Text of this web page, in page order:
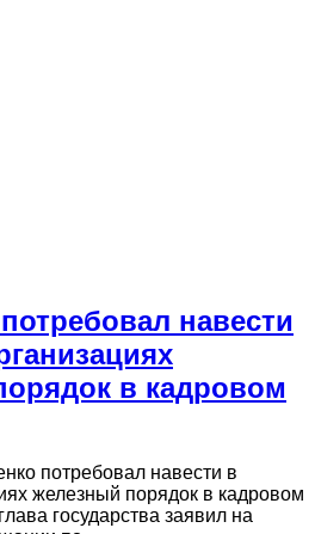
навести
в кадровом
потребовал навести в
железный порядок в кадровом
государства заявил на